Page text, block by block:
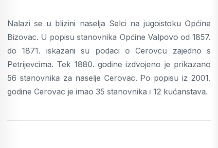
Nalazi se u blizini naselja Selci na jugoistoku Općine
Bizovac. U popisu stanovnika Općine Valpovo od 1857.
do 1871. iskazani su podaci o Cerovcu zajedno s
Petrijevcima. Tek 1880. godine izdvojeno je prikazano
56 stanovnika za naselje Cerovac. Po popisu iz 2001.
godine Cerovac je imao 35 stanovnika i 12 kućanstava.